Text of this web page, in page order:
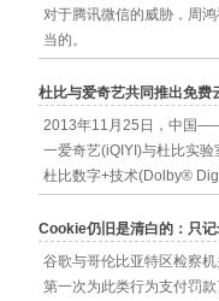
对于腾讯微信的威胁，周
当的。
杜比与爱奇艺共同推出免费
2013年11月25日，中国
一爱奇艺(iQIYI)与杜比实
杜比数字+技术(Dolby®
Cookie仍旧是清白的：只
谷歌与哥伦比亚特区检察
第一次为此类行为支付罚